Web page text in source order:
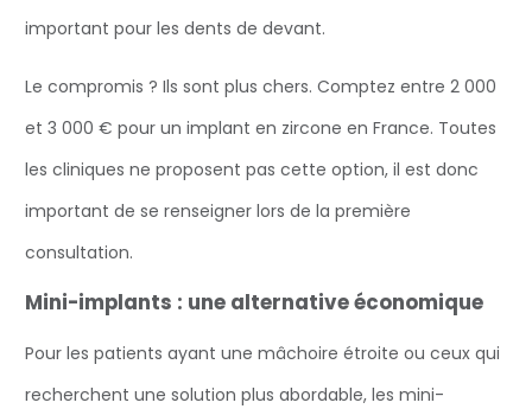
important pour les dents de devant.
Le compromis ? Ils sont plus chers. Comptez entre 2 000
et 3 000 € pour un implant en zircone en France. Toutes
les cliniques ne proposent pas cette option, il est donc
important de se renseigner lors de la première
consultation.
Mini-implants : une alternative économique
Pour les patients ayant une mâchoire étroite ou ceux qui
recherchent une solution plus abordable, les mini-